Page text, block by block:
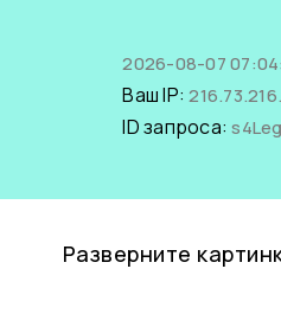
2026-08-07
Ваш IP:
ID запроса:
Разверните